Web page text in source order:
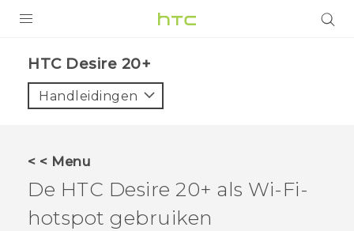
VIVE
AANBIEDINGEN
HTC Desire 20+‎
Handleidingen
< < Menu
De HTC Desire 20‍+ als Wi‍-Fi-
hotspot gebruiken